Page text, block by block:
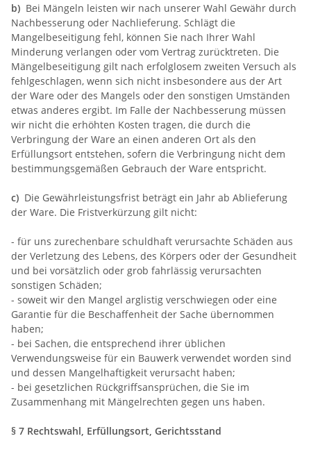
b) Bei Mängeln leisten wir nach unserer Wahl Gewähr durch
Nachbesserung oder Nachlieferung. Schlägt die
Mangelbeseitigung fehl, können Sie nach Ihrer Wahl
Minderung verlangen oder vom Vertrag zurücktreten. Die
Mängelbeseitigung gilt nach erfolglosem zweiten Versuch als
fehlgeschlagen, wenn sich nicht insbesondere aus der Art
der Ware oder des Mangels oder den sonstigen Umständen
etwas anderes ergibt. Im Falle der Nachbesserung müssen
wir nicht die erhöhten Kosten tragen, die durch die
Verbringung der Ware an einen anderen Ort als den
Erfüllungsort entstehen, sofern die Verbringung nicht dem
bestimmungsgemäßen Gebrauch der Ware entspricht.
c) Die Gewährleistungsfrist beträgt ein Jahr ab Ablieferung
der Ware. Die Fristverkürzung gilt nicht:
- für uns zurechenbare schuldhaft verursachte Schäden aus
der Verletzung des Lebens, des Körpers oder der Gesundheit
und bei vorsätzlich oder grob fahrlässig verursachten
sonstigen Schäden;
- soweit wir den Mangel arglistig verschwiegen oder eine
Garantie für die Beschaffenheit der Sache übernommen
haben;
- bei Sachen, die entsprechend ihrer üblichen
Verwendungsweise für ein Bauwerk verwendet worden sind
und dessen Mangelhaftigkeit verursacht haben;
- bei gesetzlichen Rückgriffsansprüchen, die Sie im
Zusammenhang mit Mängelrechten gegen uns haben.
§ 7 Rechtswahl, Erfüllungsort, Gerichtsstand